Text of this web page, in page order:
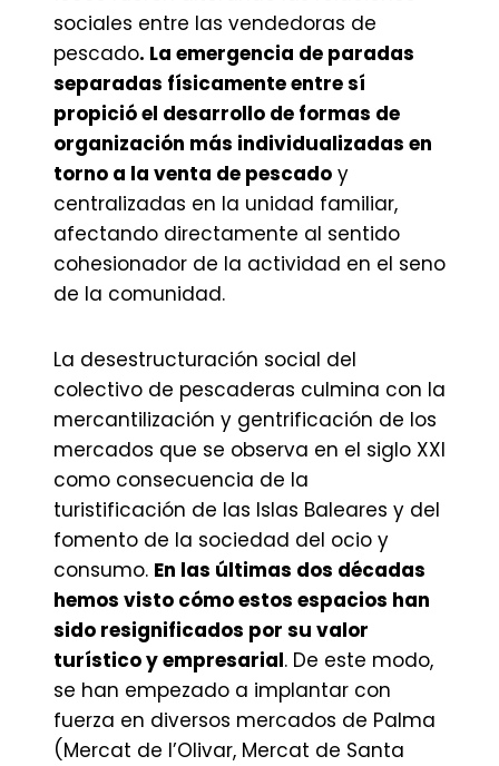
sociales entre las vendedoras de
pescado. La emergencia de paradas
separadas físicamente entre sí
propició el desarrollo de formas de
organización más individualizadas en
torno a la venta de pescado y
centralizadas en la unidad familiar,
afectando directamente al sentido
cohesionador de la actividad en el seno
de la comunidad.
La desestructuración social del
colectivo de pescaderas culmina con la
mercantilización y gentrificación de los
mercados que se observa en el siglo XXI
como consecuencia de la
turistificación de las Islas Baleares y del
fomento de la sociedad del ocio y
consumo. En las últimas dos décadas
hemos visto cómo estos espacios han
sido resignificados por su valor
turístico y empresarial. De este modo,
se han empezado a implantar con
fuerza en diversos mercados de Palma
(Mercat de l’Olivar, Mercat de Santa